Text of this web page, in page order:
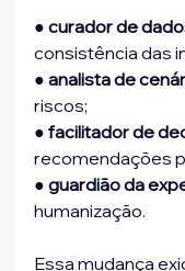
● curador de
consistência das
● analista de
riscos;
● facilitador de
recomendações
● guardião da
humanização.
Essa mudança